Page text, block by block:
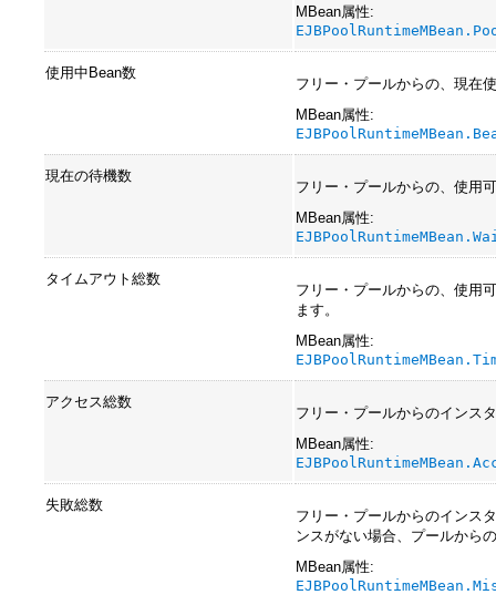
MBean属性:
使用中Bean数
フリー・プールからの、現在
MBean属性:
現在の待機数
フリー・プールからの、使用
MBean属性:
タイムアウト総数
フリー・プールからの、使用
ます。
MBean属性:
アクセス総数
フリー・プールからのインス
MBean属性:
失敗総数
フリー・プールからのインス
ンスがない場合、プールから
MBean属性: